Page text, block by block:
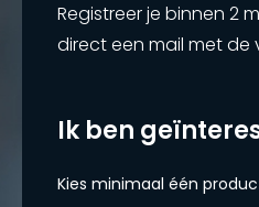
Registreer je binnen 2
direct een mail met
Ik ben
Kies minimaal één